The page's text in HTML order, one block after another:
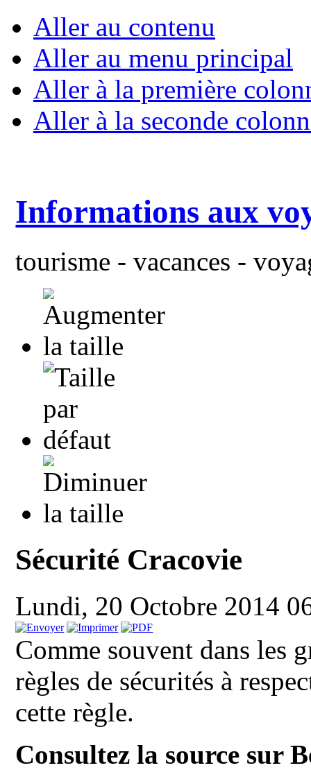
Aller au contenu
Aller au menu principal
Aller à la première
Aller à la seconde
Informations aux
tourisme - vacances -
Sécurité Cracovie
Lundi, 20 Octobre 2014
Comme souvent dans les
règles de sécurités à
cette règle.
Consultez la source sur